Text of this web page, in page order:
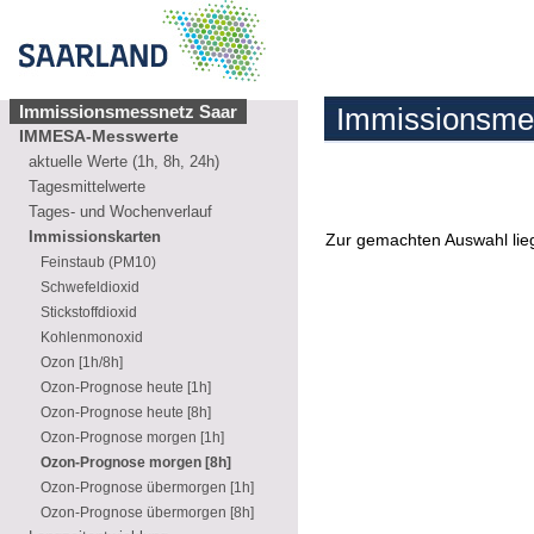
Immissionsmessnetz Saar
IMMESA-Messwerte
aktuelle Werte (1h, 8h, 24h)
Tagesmittelwerte
Tages- und Wochenverlauf
Immissionskarten
Feinstaub (PM10)
Schwefeldioxid
Stickstoffdioxid
Kohlenmonoxid
Ozon [1h/8h]
Ozon-Prognose heute [1h]
Ozon-Prognose heute [8h]
Ozon-Prognose morgen [1h]
Ozon-Prognose morgen [8h]
Ozon-Prognose übermorgen [1h]
Ozon-Prognose übermorgen [8h]
Zur gemachten Auswahl